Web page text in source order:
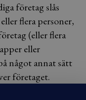
företag slås
flera personer,
(eller flera
eller
något annat sätt
företaget.